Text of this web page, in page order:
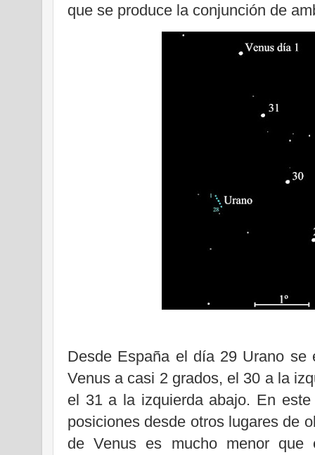
que se produce la conjunción de
Desde España el día 29 Urano se
Venus a casi 2 grados, el 30 a la
el 31 a la izquierda abajo. En
posiciones desde otros lugares de
de Venus es mucho menor